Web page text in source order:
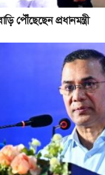
পৌঁছেছেন প্রধানমন্ত্রী